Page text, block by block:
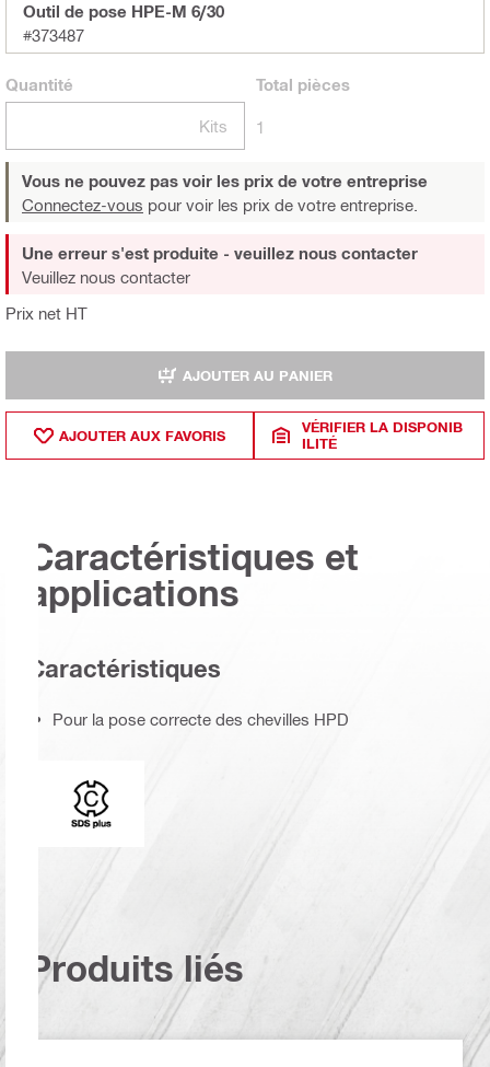
Outil de pose HPE-M 6/30
#373487
Quantité
Kits
Total pièces
1
Vous ne pouvez pas voir les prix de votre entreprise
Connectez-vous pour voir les prix de votre entreprise.
Prix net HT
Une erreur s'est produite - veuillez nous contacter
Veuillez nous contacter
AJOUTER AU PANIER
AJOUTER AUX FAVORIS
VÉRIFIER LA DISPONIB
ILITÉ
Caractéristiques et
applications
Caractéristiques
Pour la pose correcte des chevilles HPD
Extrémité de connexion
Produits liés